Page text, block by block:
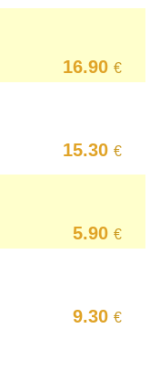
16.90€
15.30€
5.90€
9.30€